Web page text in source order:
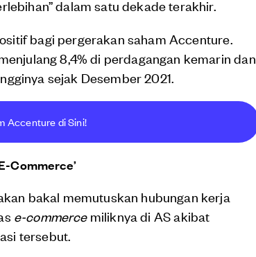
dalam satu dekade terakhir.
bagi pergerakan saham Accenture.
8,4% di perdagangan kemarin dan
sejak Desember 2021.
Accenture di Sini!
Commerce’
bakal memutuskan hubungan kerja
e-commercemiliknya di AS akibat
tersebut.